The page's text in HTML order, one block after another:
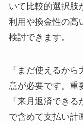
いて比較的選択肢
利用や換金性の高
検討できます。
「まだ使えるか
意が必要です。重
「来月返済でき
で含めて支払い計